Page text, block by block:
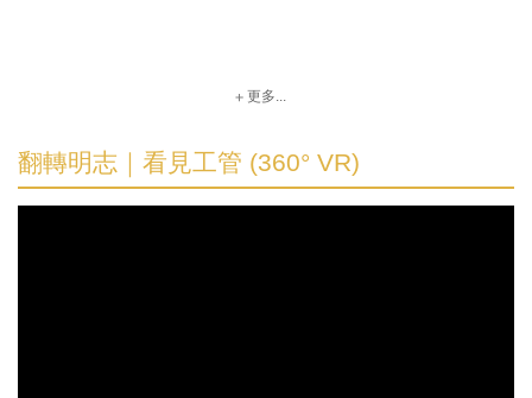
更多...
翻轉明志｜看見工管 (360° VR)